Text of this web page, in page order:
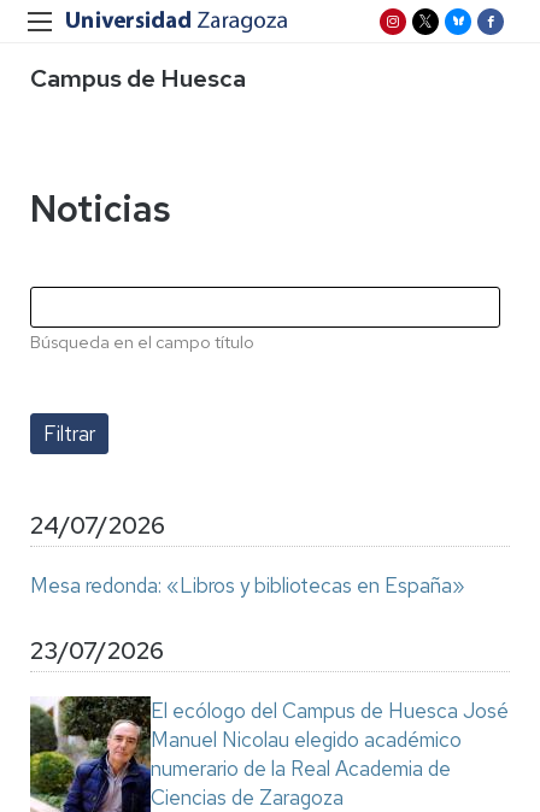
Campus de Huesca
Noticias
Búsqueda en el campo título
24/07/2026
Mesa redonda: «Libros y bibliotecas en España»
23/07/2026
El ecólogo del Campus de Huesca José
Manuel Nicolau elegido académico
numerario de la Real Academia de
Ciencias de Zaragoza